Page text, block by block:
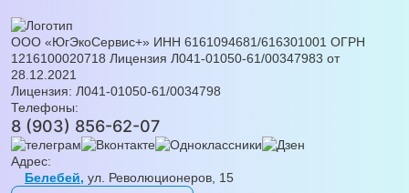
ООО «ЮгЭкоСервис+» ИНН 6161094681/616301001 ОГРН
1216100020718 Лицензия Л041-01050-61/00347983 от
28.12.2021
Лицензия: Л041-01050-61/0034798
Телефоны:
8 (903) 856-62-07
Адрес:
Белебей, ул. Революционеров, 15